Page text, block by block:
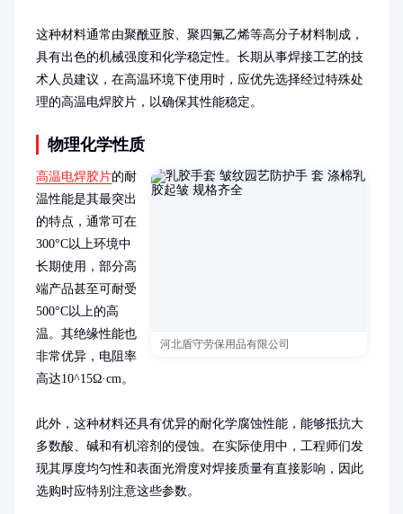
这种材料通常由聚酰亚胺、聚四氟乙烯等高分子材料制成，
具有出色的机械强度和化学稳定性。长期从事焊接工艺的技
术人员建议，在高温环境下使用时，应优先选择经过特殊处
理的高温电焊胶片，以确保其性能稳定。
物理化学性质
河北盾守劳保用品有限公司
高温电焊胶片的耐
温性能是其最突出
的特点，通常可在
300°C以上环境中
长期使用，部分高
端产品甚至可耐受
500°C以上的高
温。其绝缘性能也
非常优异，电阻率
高达10^15Ω·cm。
此外，这种材料还具有优异的耐化学腐蚀性能，能够抵抗大
多数酸、碱和有机溶剂的侵蚀。在实际使用中，工程师们发
现其厚度均匀性和表面光滑度对焊接质量有直接影响，因此
选购时应特别注意这些参数。